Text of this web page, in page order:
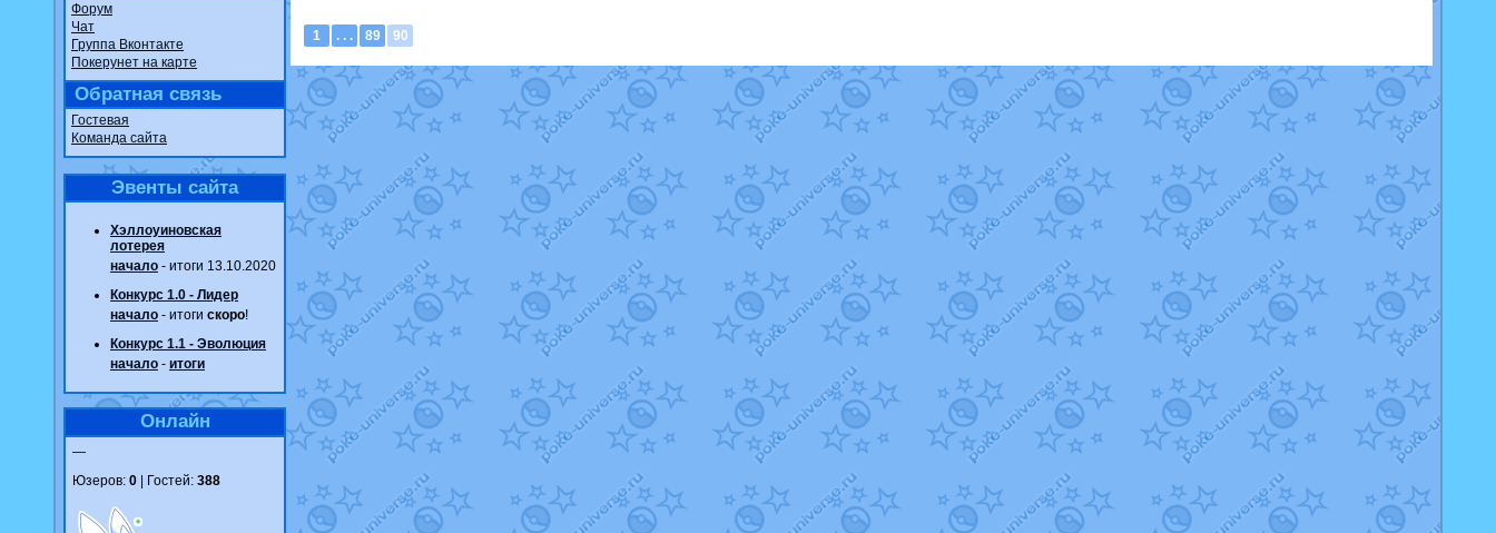
Форум
Чат
Группа Вконтакте
Покерунет на карте
Обратная связь
Гостевая
Команда сайта
Эвенты сайта
Хэллоуиновская
лотерея
начало - итоги 13.10.2020
Конкурс 1.0 - Лидер
начало - итоги скоро!
Конкурс 1.1 - Эволюция
начало - итоги
Онлайн
—
Юзеров: 0 | Гостей: 388
1 . . . 89 90